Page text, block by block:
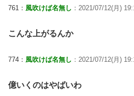
761： 風吹けば名無し ：2021/07/12(月)
こんな上がるんか
774： 風吹けば名無し ：2021/07/12(月)
億いくのはやばいわ